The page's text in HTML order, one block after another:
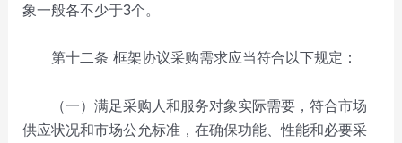
象一般各不少于3个。
第十二条 框架协议采购需求应当符合以下规定：
（一）满足采购人和服务对象实际需要，符合市场
供应状况和市场公允标准，在确保功能、性能和必要采